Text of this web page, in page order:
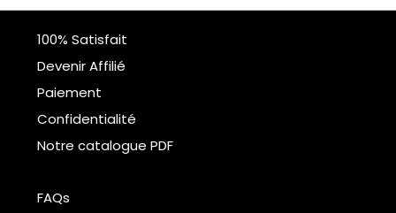
100% Satisfait
Devenir Affilié
Paiement
Confidentialité
Notre catalogue PDF
FAQs